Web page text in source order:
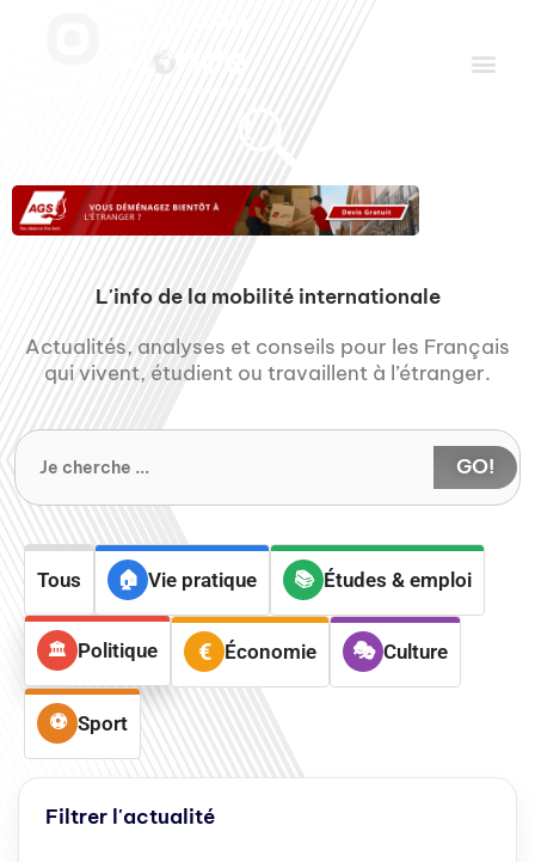
L'info de la mobilité internationale
Actualités, analyses et conseils pour les Français
qui vivent, étudient ou travaillent à l’étranger.
GO!
Tous Vie pratique Études & emploi
Politique Économie Culture
Sport
Filtrer l'actualité